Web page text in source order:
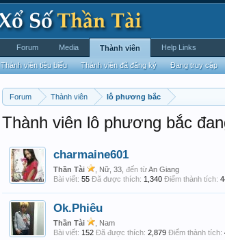
Forum Thành viên lô phương bắc
Thành viên lô phương bắc
charmaine601
Thần Tài , Nữ, 33, đến từAn Giang
Bài viết: 55 Đã được thích: 1,340 Điểm thành tích:
Ok.Phiêu
Thần Tài
, Nam
Bài viết: 152 Đã được thích: 2,879 Điểm thành tích:
Forum Media Thành viên
Thành viên tiêu biểu Thành viên đã đăng ký Đang truy cập
Help Links